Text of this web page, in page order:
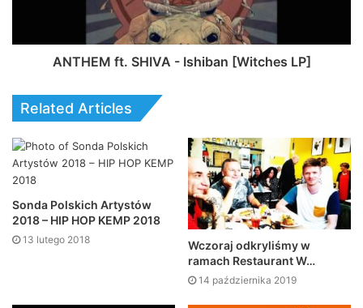
ANTHEM ft. SHIVA - Ishiban [Witches LP]
Related Articles
Sonda Polskich Artystów
2018 – HIP HOP KEMP 2018
13 lutego 2018
Wczoraj odkryliśmy w
ramach Restaurant W…
14 października 2019